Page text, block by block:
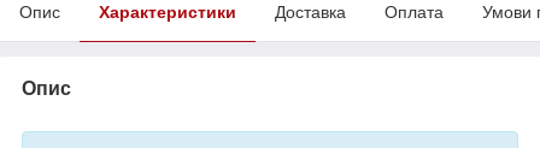
Опис Характеристики Доставка Оплата Умови
Опис